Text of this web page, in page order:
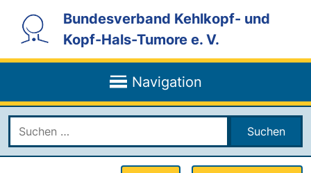
Hauptnavigation
Service-
Navigation
Suche
Inhalt
Kontaktmenü
in
Bundesverband Kehlkopf- und
Kopf-Hals-Tumore e. V.
Navigation
nach: